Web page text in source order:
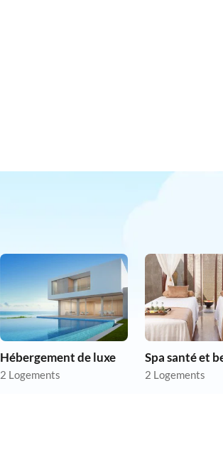
Hébergement de luxe
2 Logements
Spa santé et
2 Logements